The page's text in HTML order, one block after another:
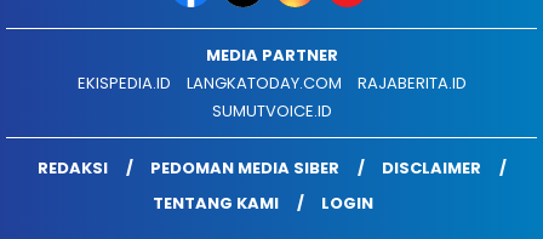
MEDIA PARTNER
EKISPEDIA.ID
LANGKATODAY.COM
RAJABERITA.ID
SUMUTVOICE.ID
REDAKSI PEDOMAN MEDIA SIBER
DISCLAIMER
TENTANG KAMI
LOGIN